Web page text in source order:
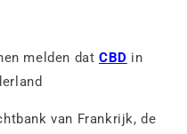
melden dat CBD in
van Frankrijk, de